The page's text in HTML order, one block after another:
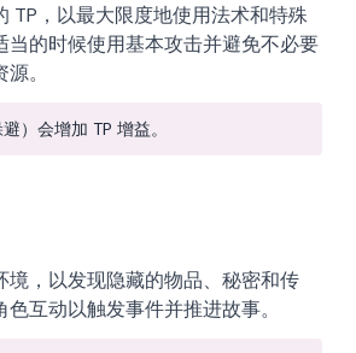
TP，以最大限度地使用法术和特殊
当的时候使用基本攻击并避免不必要
。
）会增加 TP 增益。
境，以发现隐藏的物品、秘密和传
互动以触发事件并推进故事。